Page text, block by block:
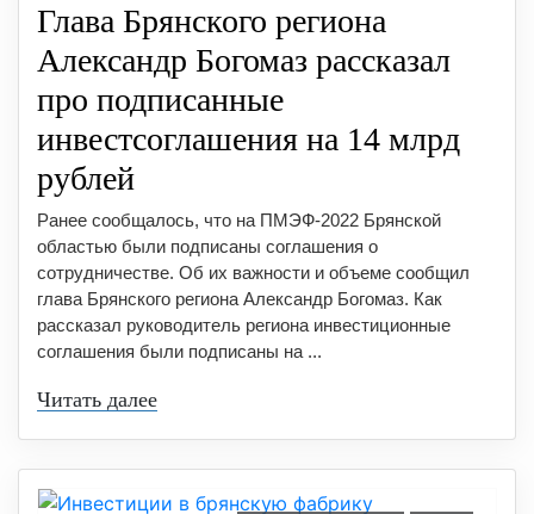
Глава Брянского региона
Александр Богомаз рассказал
про подписанные
инвестсоглашения на 14 млрд
рублей
Ранее сообщалось, что на ПМЭФ-2022 Брянской
областью были подписаны соглашения о
сотрудничестве. Об их важности и объеме сообщил
глава Брянского региона Александр Богомаз. Как
рассказал руководитель региона инвестиционные
соглашения были подписаны на ...
Читать далее